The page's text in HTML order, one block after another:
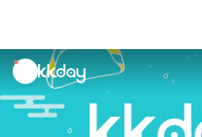
unread
notifications